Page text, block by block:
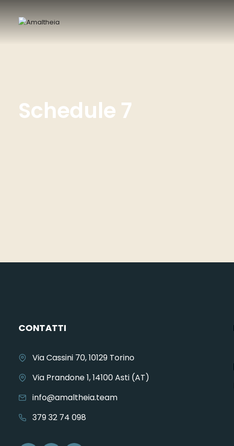
Schedule 7
CONTATTI
Via Cassini 70, 10129 Torino
Via Prandone 1, 14100 Asti (AT)
info@amaltheia.team
379 32 74 098